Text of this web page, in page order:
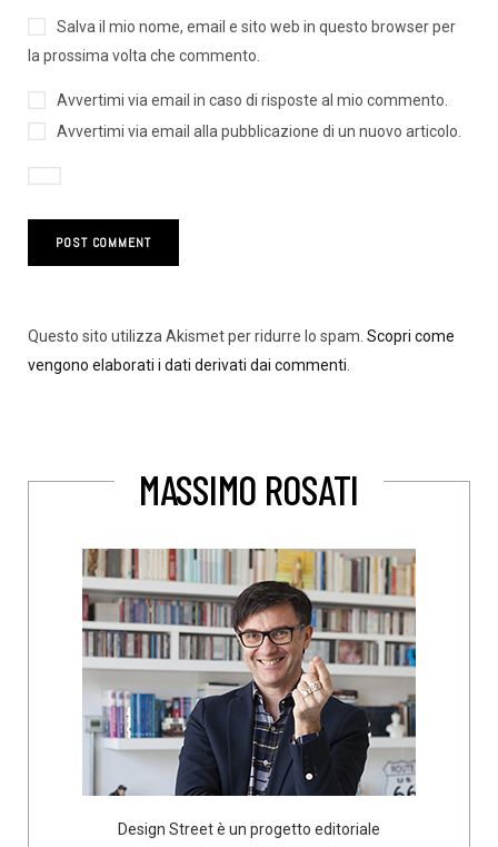
Salva il mio nome, email e sito web in questo browser per
la prossima volta che commento.
Avvertimi via email in caso di risposte al mio commento.
Avvertimi via email alla pubblicazione di un nuovo articolo.
Questo sito utilizza Akismet per ridurre lo spam. Scopri come
vengono elaborati i dati derivati dai commenti
MASSIMO ROSATI
Design Street è un progetto editoriale